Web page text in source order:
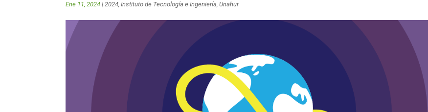
Ene 11, 2024 |2024,Instituto de Tecnología e Ingeniería,Unahur